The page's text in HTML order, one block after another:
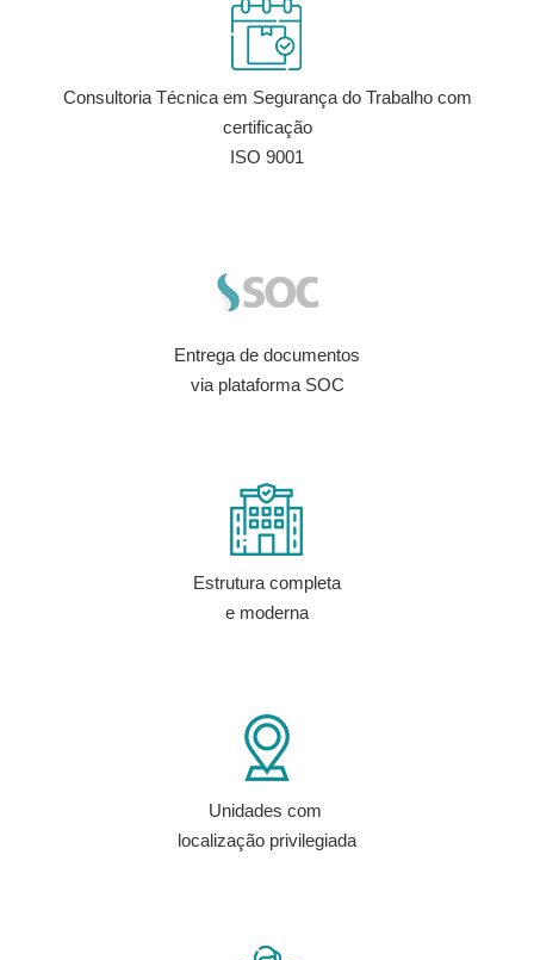
Consultoria Técnica em Segurança do Trabalho com
certificação
ISO 9001
Entrega de documentos
via plataforma SOC
Estrutura completa
e moderna
Unidades com
localização privilegiada